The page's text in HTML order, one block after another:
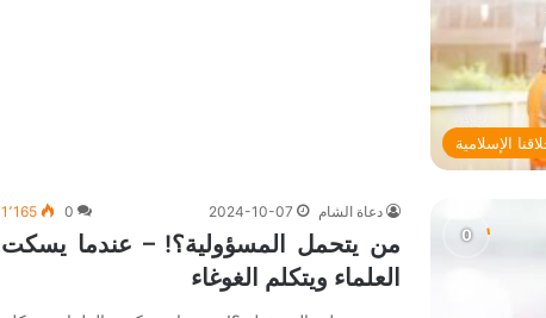
الإسلامية
دعاة الشام 2024-10-07
0 1٬165
من يتحمل المسؤولية؟! – عندما يسكت
العلماء ويتكلم الغوغاء